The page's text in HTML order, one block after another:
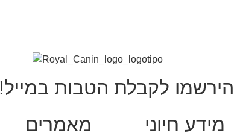
הירשמו לקבלת הטבות במייל!
מידע חיוני מאמרים